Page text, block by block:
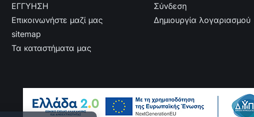
ΕΓΓΥΗΣΗ
Επικοινωνήστε μαζί μας
sitemap
Τα καταστήματα μας
Σύνδεση
Δημιουργία λογαριασμού